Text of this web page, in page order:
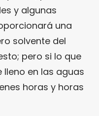
y algunas
una
solvente del
pero si lo que
en las aguas
horas y horas